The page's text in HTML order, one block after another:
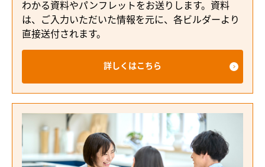
わかる資料やパンフレットをお送りします。資料
は、ご入力いただいた情報を元に、各ビルダーより
直接送付されます。
詳しくはこちら